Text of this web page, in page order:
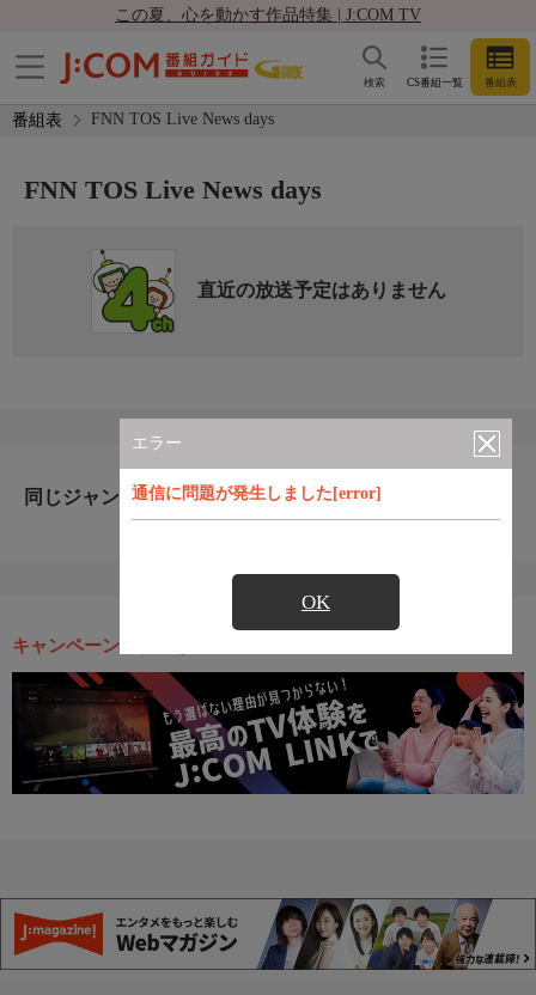
この夏、心を動かす作品特集 | J:COM TV
CS番組一覧 番組表
検索
番組表 FNN TOS Live News days
エラー
通信に問題が発生しました[error]
OK
FNN TOS Live News days
直近の放送予定はありません
同じジャンルのおすすめ番組
キャンペーン・お得な情報